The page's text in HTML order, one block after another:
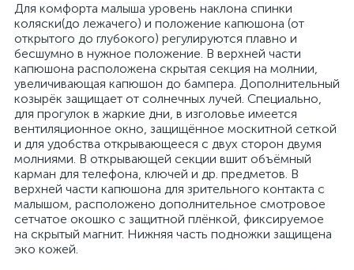
Для комфорта малыша уровень наклона спинки
коляски(до лежачего) и положение капюшона (от
открытого до глубокого) регулируются плавно и
бесшумно в нужное положение. В верхней части
капюшона расположена скрытая секция на молнии,
увеличивающая капюшон до бампера. Дополнительный
козырёк защищает от солнечных лучей. Специально,
для прогулок в жаркие дни, в изголовье имеется
вентиляционное окно, защищённое москитной сеткой
и для удобства открывающееся с двух сторон двумя
молниями. В открывающей секции вшит объёмный
карман для телефона, ключей и др. предметов. В
верхней части капюшона для зрительного контакта с
малышом, расположено дополнительное смотровое
сетчатое окошко с защитной плёнкой, фиксируемое
на скрытый магнит. Нижняя часть подножки защищена
эко кожей.